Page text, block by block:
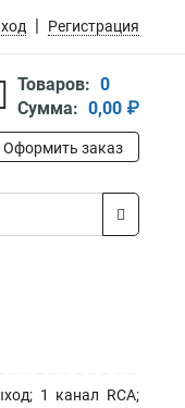
Регистрация
Товаров: 0
Сумма: 0,00 ₽
Оформить заказ
1 канал RCA;